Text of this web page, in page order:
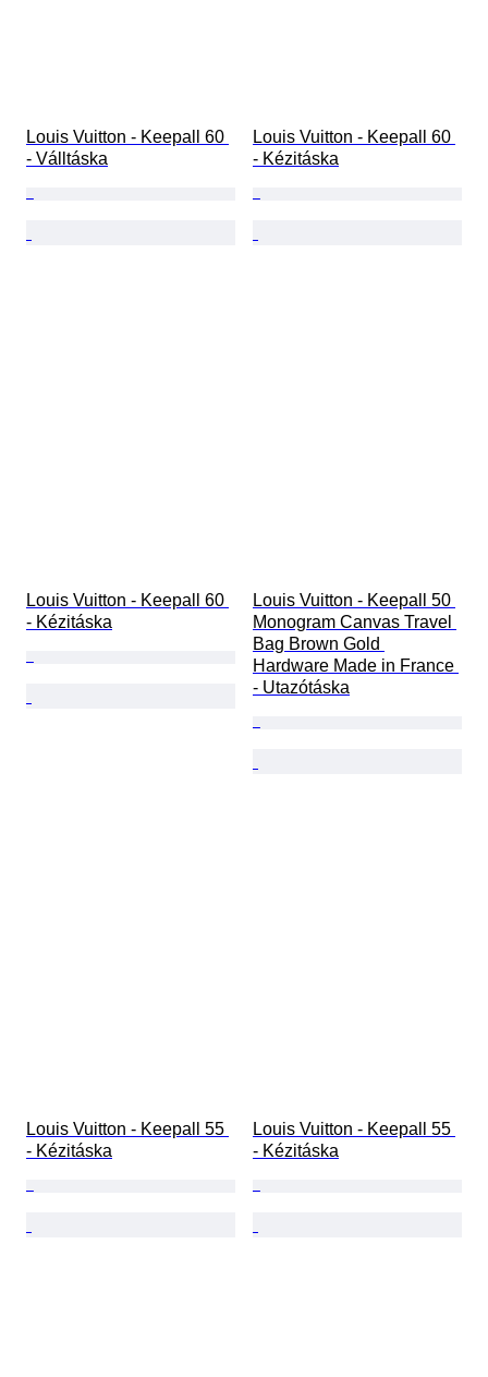
Louis Vuitton - Keepall 60
- Válltáska
Louis Vuitton - Keepall 60
- Kézitáska
Louis Vuitton - Keepall 60
- Kézitáska
Louis Vuitton - Keepall 50
Monogram Canvas Travel
Bag Brown Gold
Hardware Made in France
- Utazótáska
Louis Vuitton - Keepall 55
- Kézitáska
Louis Vuitton - Keepall 55
- Kézitáska